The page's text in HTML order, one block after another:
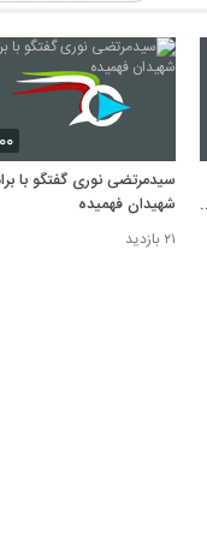
سیدمرتضی نوری گفتگو با
شهیدان فهمیده
۲۱ بازدید